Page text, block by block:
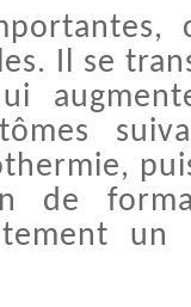
Il se
de